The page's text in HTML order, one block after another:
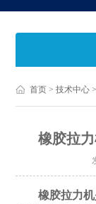
首页 >技术中心
橡胶拉
橡胶拉力